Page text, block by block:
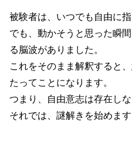
被験者は、いつでも自由に指
でも、動かそうと思った瞬
る脳波がありました。
これをそのまま解釈すると
たってことになります。
つまり、自由意志は存在しな
それでは、謎解きを始めます